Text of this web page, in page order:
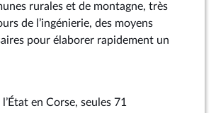
rurales et de montagne, très
de l’ingénierie, des moyens
pour élaborer rapidement un
en Corse, seules 71